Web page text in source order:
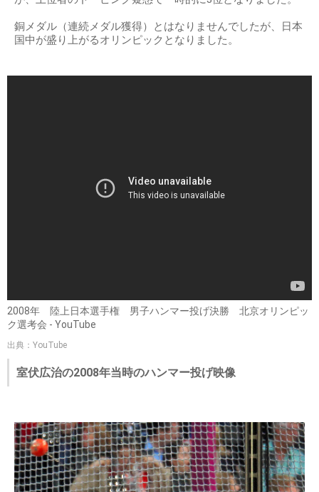
銅メダル（連続メダル獲得）とはなりませんでしたが、日本
国中が盛り上がるオリンピックとなりました。
2008年 陸上日本選手権 男子ハンマー投げ決勝 北京オリンピッ
ク選考会 - YouTube
出典：YouTube
室伏広治の2008年当時のハンマー投げ映像